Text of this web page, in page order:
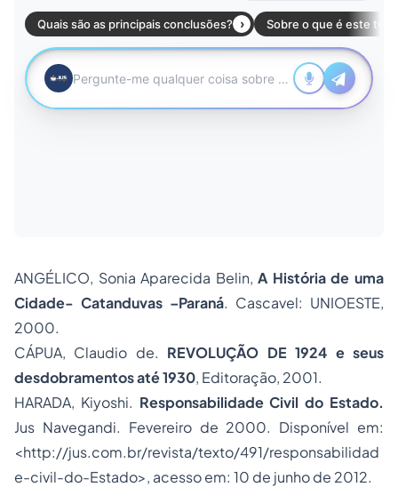
ANGÉLICO, Sonia Aparecida Belin,A História de uma
Cidade- Catanduvas –Paraná. Cascavel: UNIOESTE,
2000.
CÁPUA, Claudio de. REVOLUÇÃO DE 1924 e seus
desdobramentos até 1930, Editoração, 2001.
HARADA, Kiyoshi. Responsabilidade Civil do Estado.
Jus Navegandi. Fevereiro de 2000. Disponível em:
<http://jus.com.br/revista/texto/491/responsabilidad
e-civil-do-Estado>, acesso em: 10 de junho de 2012.